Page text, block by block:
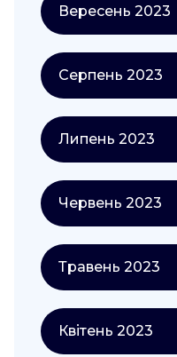
Вересень 2023
Серпень 2023
Липень 2023
Червень 2023
Травень 2023
Квітень 2023